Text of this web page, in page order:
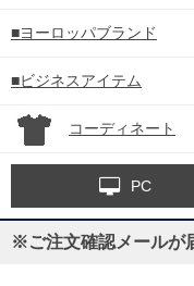
■ヨーロッパブランド
■ビジネスアイテム
コーディネート
PC
※ご注文確認メールが